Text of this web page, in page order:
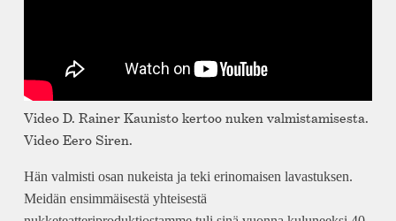
Video D. Rainer Kaunisto kertoo nuken valmistamisesta.
Video Eero Siren.
Hän valmisti osan nukeista ja teki erinomaisen lavastuksen.
Meidän ensimmäisestä yhteisestä